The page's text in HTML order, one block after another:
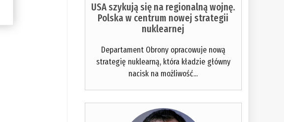
USA szykują się na regionalną wojnę.
Polska w centrum nowej strategii
nuklearnej
Departament Obrony opracowuje nową
strategię nuklearną, która kładzie główny
nacisk na możliwość...